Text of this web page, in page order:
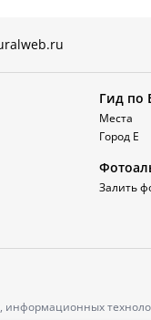
Гид по
Места
Город Е
Залить
информационных